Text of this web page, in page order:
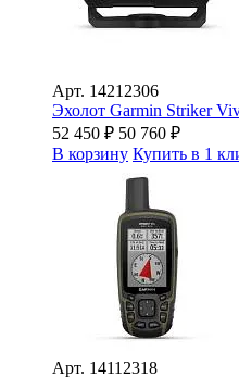
Арт. 14212306
Эхолот Garmin Striker
52 450 ₽ 50 760 ₽
В корзину Купить в 1
Арт. 14112318